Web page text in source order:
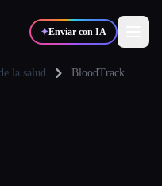
✦Enviar con IA
la salud BloodTrack